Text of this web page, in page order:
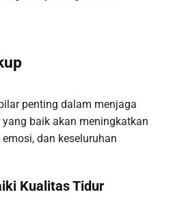
penting dalam menjaga
baik akan meningkatkan
dan keseluruhan
Kualitas Tidur